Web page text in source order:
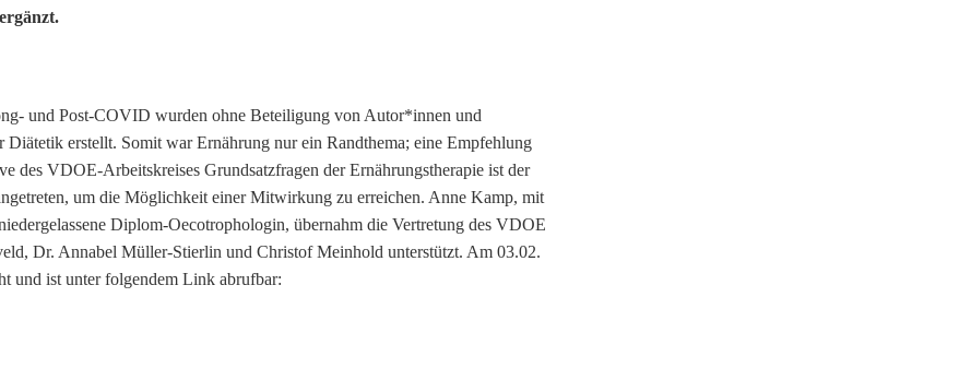
und Post-COVID wurden ohne Beteiligung von Autor*innen und
Diätetik erstellt. Somit war Ernährung nur ein Randthema; eine Empfehlung
des VDOE-Arbeitskreises Grundsatzfragen der Ernährungstherapie ist der
um die Möglichkeit einer Mitwirkung zu erreichen. Anne Kamp, mit
Diplom-Oecotrophologin, übernahm die Vertretung des VDOE
Dr. Annabel Müller-Stierlin und Christof Meinhold unterstützt. Am 03.02.
und ist unter folgendem Link abrufbar: